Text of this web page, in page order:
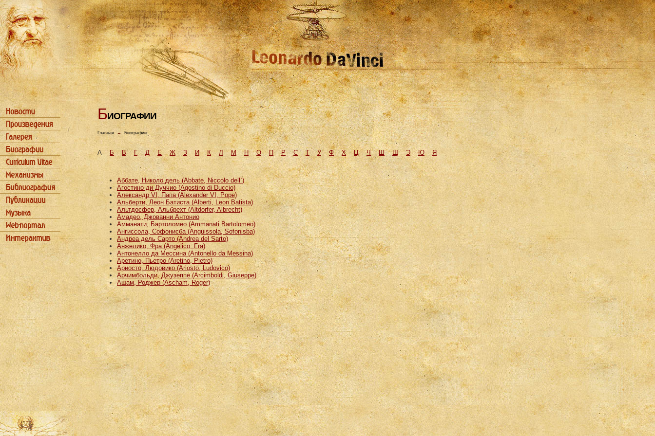
БИОГРАФИИ
Главная→ Биографии
АБ В Г Д Е Ж З И К Л М H О П Р С Т У Ф Х Ц Ч Ш Щ Э Ю Я
Аббате, Николо дель (Abbate, Niccolo dell`)
Агостино ди Дуччио (Agostino di Duccio)
Александр VI, Папа (Alexander VI, Pope)
Альберти, Леон Батиста (Alberti, Leon Batista)
Альтдосфер, Альбрехт (Altdorfer, Albrecht)
Амадео, Джованни Антонио
Амманати, Бартоломео (Ammanati Bartolomeo)
Ангиссола, Софонисба (Anguissola, Sofonisba)
Андреа дель Сарто (Andrea del Sarto)
Анжелико, Фра (Angelico, Fra)
Антонелло да Мессина (Antonello da Messina)
Аретино, Пьетро (Aretino, Pietro)
Ариосто, Людовико (Ariosto, Ludovico)
Арчимбольди, Джузеппе (Arcimboldi, Giuseppe)
Ашам, Роджер (Ascham, Roger)